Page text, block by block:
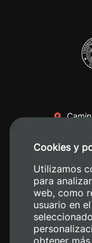
Cookies y
Utilizamos
para
web, como
usuario en
obtener